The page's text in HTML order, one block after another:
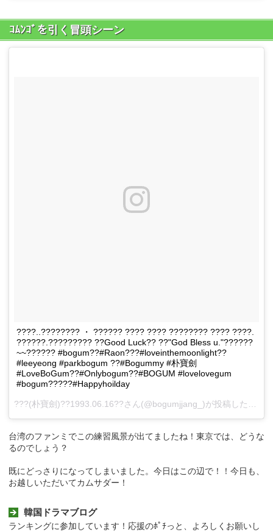
ｺﾑﾝｺﾞを引く冒頭シーン
????..???????? ・ ?????? ???? ???? ???????? ???? ????.
??????.????????? ??Good Luck?? ??"God Bless u."??????
~~?????? #bogum??#Raon???#loveinthemoonlight??
#leeyeong #parkbogum ??#Bogummy #朴寶劍
#LoveBoGum??#Onlybogum??#BOGUM #lovelovegum
#bogum?????#Happyhoilday
???(朴寶劍)??1993.06.16??さん(@bogumjjang_)が投稿した動画 -
台湾のファンミでこの練習風景が出てましたね！東京では、どうな
るのでしょう？
既にどっさりになってしまいました。今日はこの辺で！！今日も、
お越しいただいてカムサダー！
韓国ドラマブログ
ランキングに参加しています！応援のﾎﾟﾁっと、よろしくお願いし